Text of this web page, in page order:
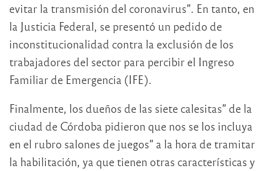
evitar la transmisión del coronavirus”. En tanto, en
la Justicia Federal, se presentó un pedido de
inconstitucionalidad contra la exclusión de los
trabajadores del sector para percibir el Ingreso
Familiar de Emergencia (IFE).
Finalmente, los dueños de las siete calesitas” de la
ciudad de Córdoba pidieron que nos se los incluya
en el rubro salones de juegos” a la hora de tramitar
la habilitación, ya que tienen otras características y